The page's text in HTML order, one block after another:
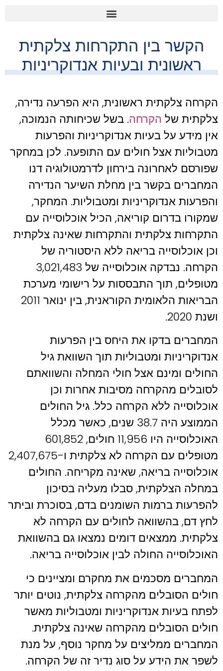
הקשר בין התקרחות צלקתית
ראשונית ובעיות אנדוקריניות
הקרחה צלקתית ראשונית, היא הפרעה נדירה,
צלקתית של הקרחה. בשל שכיחותה הנמוכה,
אין מידע על בעיות אנדוקריניות והפרעות
מטבוליות אצל חולים עם התופעה. לכן במחקר
שפורסם לאחרונה בירחון לדרמטולוגיה דנו
המחברים בקשר בין מחלת השיער הנדירה
והפרעות אנדוקריניות ומטבוליות. המחקר,
שמקורו בדרום קוריאה, הכיל אוכלוסייה עם
התקרחות צלקתית והתקרחות שאינה צלקתית
וכן אוכלוסייה בריאה ללא היסטוריה של
הקרחה. נבדקה אוכלוסייה של 3,021,483
מטופלים, תוך התבססות על רישומי מערכת
הבריאות הלאומית הקוראנית, בין ינואר 2011
ושנת 2020.
המחברים בדקו את היחס בין הפרעות
אנדוקריניות ומטבוליות תוך השוואת גיל
החולים ומינם אצל חולי המחלה והשוואתם
לסובלים מהקרחה מסיבות אחרות וכן
אוכלוסייה ללא הקרחה כלל. גיל החולים
הממוצע היה 38.7 שנים, כאשר מכלל
האוכלוסייה היו 11,956 חולים, 601,852
מטופלים עם הקרחה לא צלקתית ו-2,407,675
אוכלוסייה בריאה, שאינה מקריחה. החולים
במחלה הצלקתית, סבלו מעליה בסיכון
להפרעות ברמות השומנים בדם, בסוכרת וביתר
לחץ דם, בהשוואה לחולים עם הקרחה לא
צלקתית. ממצאים דומים נמצאו גם בהשוואת
האוכלוסייה החולה לבין אוכלוסייה בריאה.
המחברים מסכמים את מחקרם ומציינים כי
חולים הסובלים מהקרחה צלקתית, נוטים יותר
לפתח בעיות אנדוקריניות ומטבוליות מאשר
חולים הסובלים מהקרחה שאינה צלקתית.
המחברים ממליצים על מחקר נוסף, על מנת
לשפר את הידע על סוג נדיר זה של הקרחה.